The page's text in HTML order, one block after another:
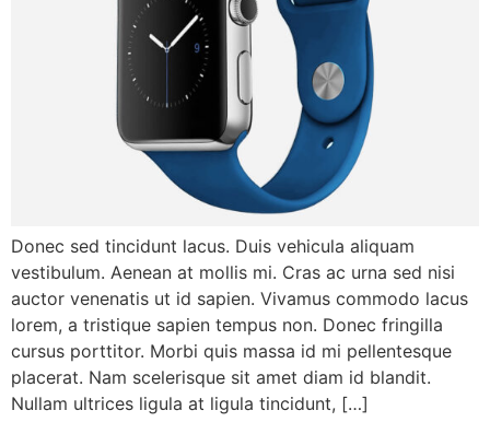
Donec sed tincidunt lacus. Duis vehicula aliquam
vestibulum. Aenean at mollis mi. Cras ac urna sed nisi
auctor venenatis ut id sapien. Vivamus commodo lacus
lorem, a tristique sapien tempus non. Donec fringilla
cursus porttitor. Morbi quis massa id mi pellentesque
placerat. Nam scelerisque sit amet diam id blandit.
Nullam ultrices ligula at ligula tincidunt, […]